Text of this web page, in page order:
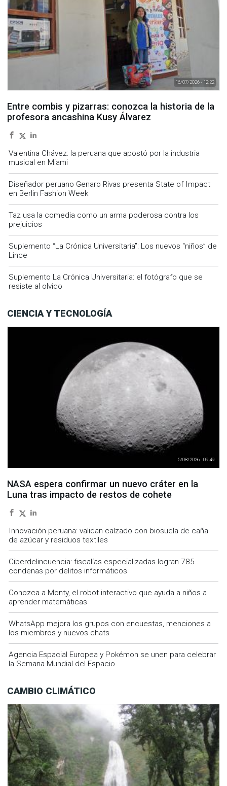
16/07/2026 - 12:22
Entre combis y pizarras: conozca la historia de la
profesora ancashina Kusy Álvarez
Valentina Chávez: la peruana que apostó por la industria
musical en Miami
Diseñador peruano Genaro Rivas presenta State of Impact
en Berlin Fashion Week
Taz usa la comedia como un arma poderosa contra los
prejuicios
Suplemento “La Crónica Universitaria”: Los nuevos “niños” de
Lince
Suplemento La Crónica Universitaria: el fotógrafo que se
resiste al olvido
CIENCIA Y TECNOLOGÍA
5/08/2026 - 09:49
NASA espera confirmar un nuevo cráter en la
Luna tras impacto de restos de cohete
Innovación peruana: validan calzado con biosuela de caña
de azúcar y residuos textiles
Ciberdelincuencia: fiscalías especializadas logran 785
condenas por delitos informáticos
Conozca a Monty, el robot interactivo que ayuda a niños a
aprender matemáticas
WhatsApp mejora los grupos con encuestas, menciones a
los miembros y nuevos chats
Agencia Espacial Europea y Pokémon se unen para celebrar
la Semana Mundial del Espacio
CAMBIO CLIMÁTICO